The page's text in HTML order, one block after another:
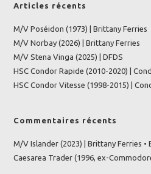
Articles récents
M/V Poséidon (1973) | Brittany Ferries
M/V Norbay (2026) | Brittany Ferries
M/V Stena Vinga (2025) | DFDS
HSC Condor Rapide (2010-2020) |
HSC Condor Vitesse (1998-2015) |
Commentaires récents
M/V Islander (2023) | Brittany Ferries •
Caesarea Trader (1996, ex-